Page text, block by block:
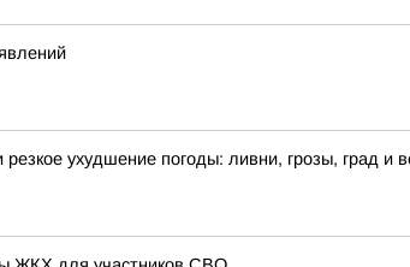
ухудшение погоды: ливни, грозы, град и